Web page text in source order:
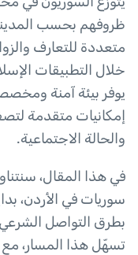
ظروفهم بحسب
متعددة للتعارف
خلال التطبيقات
يوفر بيئة آمنة
إمكانيات متقدمة
والحالة الاجتماعية.
في هذا المقال،
سوريات في الأردن،
بطرق التواصل
تسهّل هذا المسار،